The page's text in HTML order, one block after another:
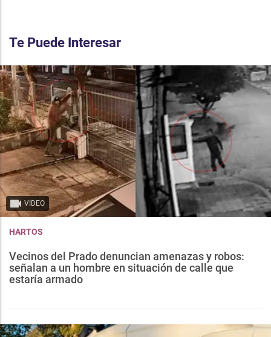
Te Puede Interesar
VIDEO
HARTOS
Vecinos del Prado denuncian amenazas y robos:
señalan a un hombre en situación de calle que
estaría armado